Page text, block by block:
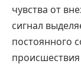
чувства от
сигнал
постоянного